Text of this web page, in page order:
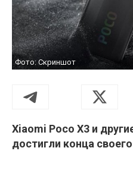
Фото: Скриншот
Xiaomi Poco X3 и
достигли конца